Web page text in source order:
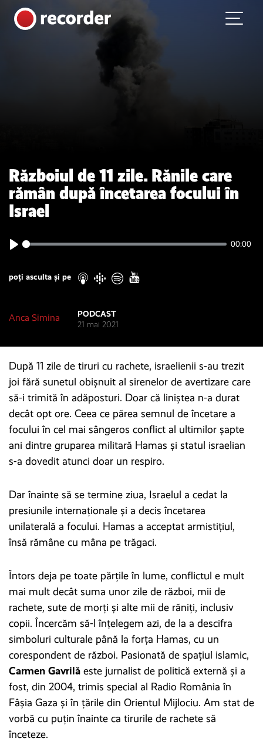
Skip to content
Main Navigation
Războiul de 11 zile. Rănile care
rămân după încetarea focului în
Israel
00:00
poți asculta și pe
Anca Simina
PODCAST
21 mai 2021
După 11 zile de tiruri cu rachete, israelienii s-au trezit
joi fără sunetul obișnuit al sirenelor de avertizare care
să-i trimită în adăposturi. Doar că liniștea n-a durat
decât opt ore. Ceea ce părea semnul de încetare a
focului în cel mai sângeros conflict al ultimilor șapte
ani dintre gruparea militară Hamas și statul israelian
s-a dovedit atunci doar un respiro.
Dar înainte să se termine ziua, Israelul a cedat la
presiunile internaționale și a decis încetarea
unilaterală a focului. Hamas a acceptat armistițiul,
însă rămâne cu mâna pe trăgaci.
Întors deja pe toate părțile în lume, conflictul e mult
mai mult decât suma unor zile de război, mii de
rachete, sute de morți și alte mii de răniți, inclusiv
copii. Încercăm să-l înțelegem azi, de la a descifra
simboluri culturale până la forța Hamas, cu un
corespondent de război. Pasionată de spațiul islamic,
Carmen Gavrilă este jurnalist de politică externă și a
fost, din 2004, trimis special al Radio România în
Fâșia Gaza și în țările din Orientul Mijlociu. Am stat de
vorbă cu puțin înainte ca tirurile de rachete să
înceteze.